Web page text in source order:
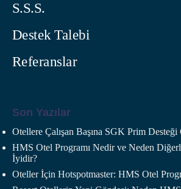
S.S.S.
Destek Talebi
Referanslar
Son Yazılar
Otellere Çalışan Başına SGK Prim Desteği
HMS Otel Programı Nedir ve Neden
İyidir?
Oteller İçin Hotspotmaster: HMS Otel